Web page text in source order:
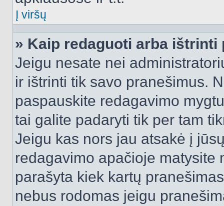
Į viršų
» Kaip redaguoti arba ištrinti
Jeigu nesate nei
ir ištrinti tik savo pranešimus.
paspauskite redagavimo
tai galite padaryti tik per tam
Jeigu kas nors jau atsakė į
redagavimo apačioje matysite
parašyta kiek kartų
nebus rodomas jeigu